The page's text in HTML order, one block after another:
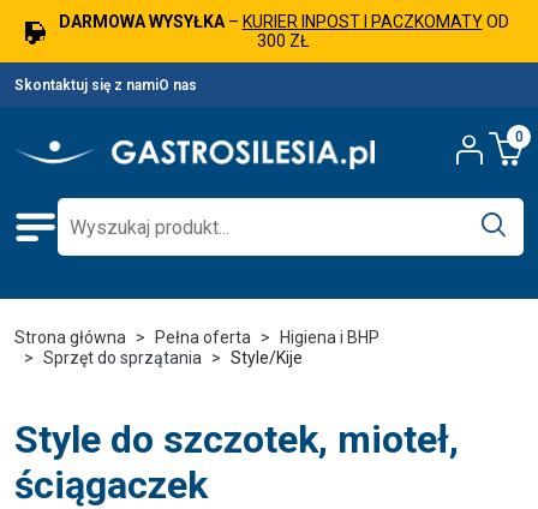
DARMOWA WYSYŁKA– KURIER INPOST I PACZKOMATYOD
300 ZŁ
Skontaktuj się z namiO nas
0
Strona główna Pełna oferta
Higiena i BHP
Sprzęt do sprzątania
Style/Kije
Style do szczotek, mioteł,
ściągaczek